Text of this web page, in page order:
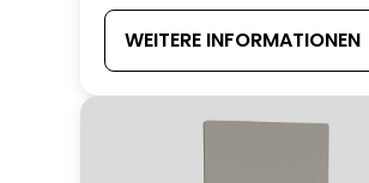
WEITERE INFORMATIONEN